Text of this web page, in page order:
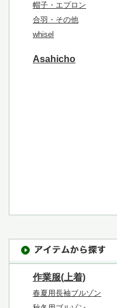
帽子・エプロン
合羽・その他
whisel
Asahicho
作業服(上着)
春夏用長袖ブルゾン